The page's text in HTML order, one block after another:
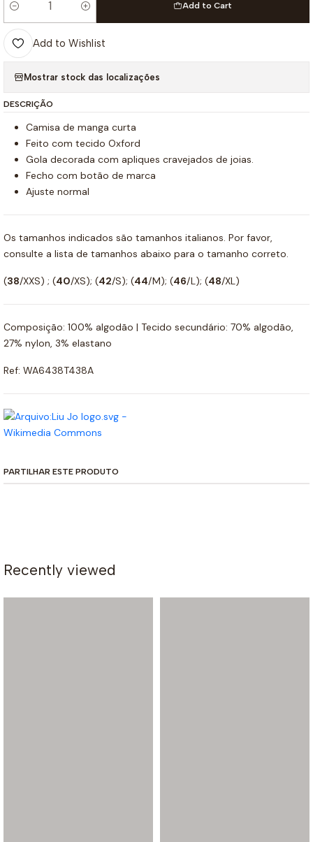
Quantity
Add to Cart
Add to Wishlist
Mostrar stock das localizações
DESCRIÇÃO
Camisa de manga curta
Feito com tecido Oxford
Gola decorada com apliques cravejados de joias.
Fecho com botão de marca
Ajuste normal
Os tamanhos indicados são tamanhos italianos. Por favor,
consulte a lista de tamanhos abaixo para o tamanho correto.
(38/XXS) ; (40/XS); (42/S); (44/M); (46/L); (48/XL)
Composição: 100% algodão | Tecido secundário: 70% algodão,
27% nylon, 3% elastano
Ref: WA6438T438A
PARTILHAR ESTE PRODUTO
Recently viewed